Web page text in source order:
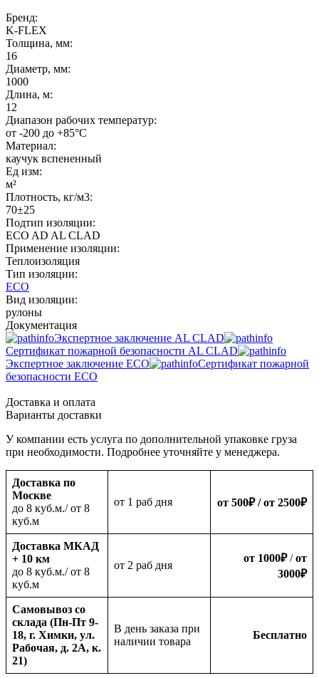
Бренд:
K-FLEX
Толщина, мм:
16
Диаметр, мм:
1000
Длина, м:
12
Диапазон рабочих температур:
от -200 до +85°C
Материал:
каучук вспененный
Ед изм:
м²
Плотность, кг/м3:
70±25
Подтип изоляции:
ECO AD AL CLAD
Применение изоляции:
Теплоизоляция
Тип изоляции:
ECO
Вид изоляции:
рулоны
Документация
Экспертное заключение AL CLAD
Сертификат пожарной безопасности AL CLAD
Экспертное заключение ECO
Сертификат пожарной
безопасности ECO
Доставка и оплата
Варианты доставки
У компании есть услуга по дополнительной упаковке груза
при необходимости. Подробнее уточняйте у менеджера.
Доставка по
Москве
до 8 куб.м./ от 8
куб.м
oт 1 раб дня от 500₽/ от 2500₽
Доставка МКАД
+ 10 км
до 8 куб.м./ от 8
куб.м
oт 2 раб дня
от 1000₽/от
3000₽
Самовывоз со
склада (Пн-Пт 9-
18, г. Химки, ул.
Рабочая, д. 2А, к.
21)
В день заказа при
наличии товара
Бесплатно